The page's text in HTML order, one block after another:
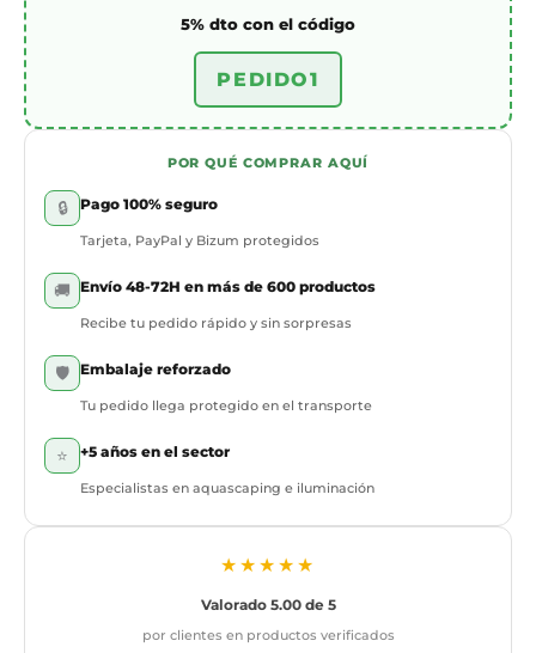
5% dto con el código
PEDIDO1
POR QUÉ COMPRAR AQUÍ
🔒 Pago 100% seguro
Tarjeta, PayPal y Bizum protegidos
🚚 Envío 48-72H en más de 600 productos
Recibe tu pedido rápido y sin sorpresas
🛡️ Embalaje reforzado
Tu pedido llega protegido en el transporte
⭐ +5 años en el sector
Especialistas en aquascaping e iluminación
★★★★★
Valorado 5.00 de 5
por clientes en productos verificados